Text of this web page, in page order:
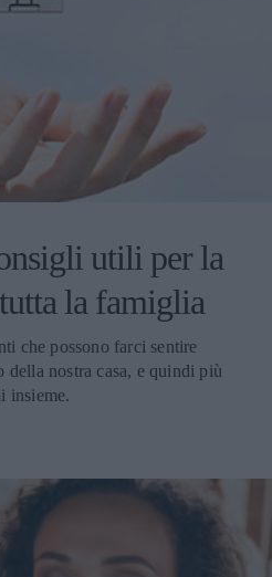
utili per la
la famiglia
che possono farci sentire
della nostra casa, e quindi più
insieme.